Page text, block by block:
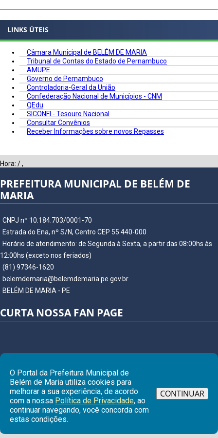
LINKS ÚTEIS
Câmara Municipal de BELÉM DE MARIA
Tribunal de Contas do Estado de Pernambuco
AMUPE
Governo de Pernambuco
Controladoria-Geral da União
Confederação Nacional de Municípios - CNM
QEdu
SICONFI - Tesouro Nacional
Consultar Convênios
Receber Informações sobre novos Repasses
Hora: /,
PREFEITURA MUNICIPAL DE BELÉM DE
MARIA
CNPJ nº 10.184.703/0001-70
Estrada do Ena, nº S/N, Centro CEP 55.440-000
Horário de atendimento: de Segunda à Sexta, a partir das 08:00hs às
12:00hs (exceto nos feriados)
(81) 97346-1620
belemdemaria@belemdemaria.pe.gov.br
BELÉM DE MARIA - PE
CURTA NOSSA FAN PAGE
© Copyright 2026 Prefeitura Municipal de BELÉM DE MARIA | Todos os
direitos reservados
O Portal da Prefeitura Municipal de
Belém de Maria utiliza cookies para
melhorar a sua experiência, de acordo
com a nossa Política de Privacidade, ao
continuar navegando, você concorda com
estas condições.
CONTINUAR